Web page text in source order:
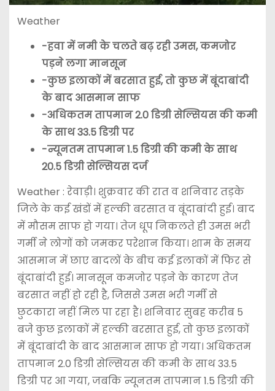
Weather
-हवा में नमी के चलते बढ़ रही उमस, कमजोर
पड़ने लगा मानसून
-कुछ इलाकों में बरसात हुई, तो कुछ में बूंदाबांदी
के बाद आसमान साफ
-अधिकतम तापमान 2.0 डिग्री सेल्सियस की कमी
के साथ 33.5 डिग्री पर
-न्यूनतम तापमान 1.5 डिग्री की कमी के साथ
20.5 डिग्री सेल्सियस दर्ज
Weather : रेवाड़ी। शुक्रवार की रात व शनिवार तड़के
जिले के कई खंडों में हल्की बरसात व बूंदाबांदी हुई। बाद
में मौसम साफ हो गया। तेज धूप निकलते ही उमस भरी
गर्मी ने लोगों को जमकर परेशान किया। शाम के समय
आसमान में छाए बादलों के बीच कई इलाकों में फिर से
बूंदाबांदी हुई। मानसून कमजोर पड़ने के कारण तेज
बरसात नहीं हो रही है, जिससे उमस भरी गर्मी से
छुटकारा नहीं मिल पा रहा है। शनिवार सुबह करीब 5
बजे कुछ इलाकों में हल्की बरसात हुई, तो कुछ इलाकों
में बूंदाबांदी के बाद आसमान साफ हो गया। अधिकतम
तापमान 2.0 डिग्री सेल्सियस की कमी के साथ 33.5
डिग्री पर आ गया, जबकि न्यूनतम तापमान 1.5 डिग्री की